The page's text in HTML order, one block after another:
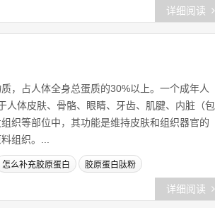
详细阅读
，占人体全身总蛋质的30%以上。一个成年人
人体皮肤、骨骼、眼睛、牙齿、肌腱、内脏（包
织等部位中，其功能是维持皮肤和组织器官的
组织。...
怎么补充胶原蛋白 胶原蛋白肽粉
详细阅读